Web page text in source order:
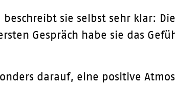
sie selbst sehr klar:
Gespräch habe sie das
darauf, eine positive